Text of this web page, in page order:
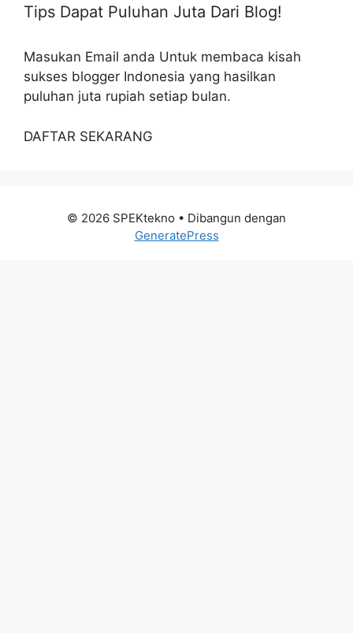
Tips Dapat Puluhan Juta Dari Blog!
Masukan Email anda Untuk membaca kisah
sukses blogger Indonesia yang hasilkan
puluhan juta rupiah setiap bulan.
DAFTAR SEKARANG
© 2026 SPEKtekno • Dibangun dengan
GeneratePress